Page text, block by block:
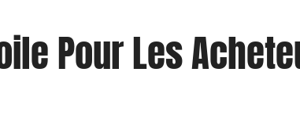
Pour Les